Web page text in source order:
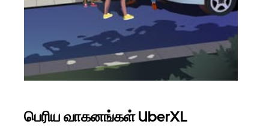
பெரிய வாகனங்கள் UberXL